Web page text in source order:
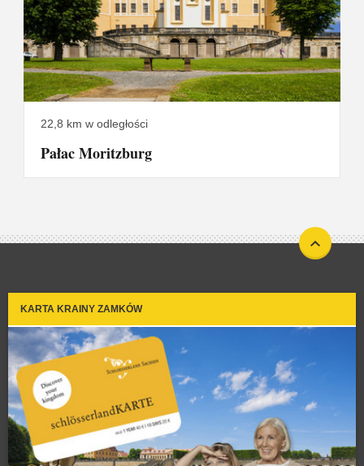
22,8 km w odległości
Pałac Moritzburg
KARTA KRAINY ZAMKÓW